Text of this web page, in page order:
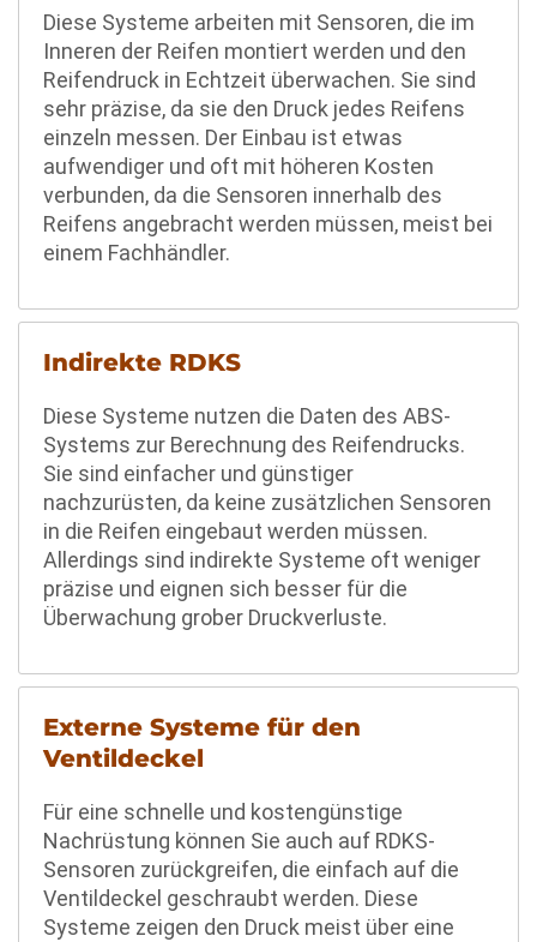
Diese Systeme arbeiten mit Sensoren, die im
Inneren der Reifen montiert werden und den
Reifendruck in Echtzeit überwachen. Sie sind
sehr präzise, da sie den Druck jedes Reifens
einzeln messen. Der Einbau ist etwas
aufwendiger und oft mit höheren Kosten
verbunden, da die Sensoren innerhalb des
Reifens angebracht werden müssen, meist bei
einem Fachhändler.
Indirekte RDKS
Diese Systeme nutzen die Daten des ABS-
Systems zur Berechnung des Reifendrucks.
Sie sind einfacher und günstiger
nachzurüsten, da keine zusätzlichen Sensoren
in die Reifen eingebaut werden müssen.
Allerdings sind indirekte Systeme oft weniger
präzise und eignen sich besser für die
Überwachung grober Druckverluste.
Externe Systeme für den
Ventildeckel
Für eine schnelle und kostengünstige
Nachrüstung können Sie auch auf RDKS-
Sensoren zurückgreifen, die einfach auf die
Ventildeckel geschraubt werden. Diese
Systeme zeigen den Druck meist über eine